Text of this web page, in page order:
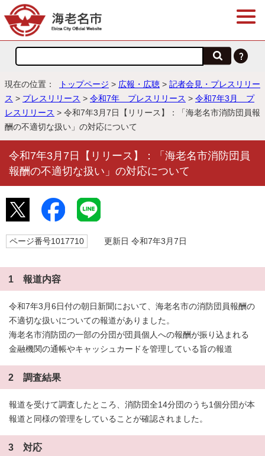
現在の位置： トップページ > 広報・広聴 > 記者会見・プレスリリー
ス > プレスリリース > 令和7年 プレスリリース > 令和7年3月 プ
レスリリース > 令和7年3月7日【リリース】：「海老名市消防団員報
酬の不適切な扱い」の対応について
令和7年3月7日【リリース】：「海老名市消防団員
報酬の不適切な扱い」の対応について
ページ番号1017710 更新日 令和7年3月7日
1 報道内容
令和7年3月6日付の朝日新聞において、海老名市の消防団員報酬の
不適切な扱いについての報道がありました。
海老名市消防団の一部の分団が団員個人への報酬が振り込まれる
金融機関の通帳やキャッシュカードを管理している旨の報道
2 調査結果
報道を受けて調査したところ、消防団全14分団のうち1個分団が本
報道と同様の管理をしていることが確認されました。
3 対応